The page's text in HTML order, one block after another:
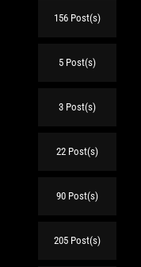
156 Post(s)
5 Post(s)
3 Post(s)
22 Post(s)
90 Post(s)
205 Post(s)